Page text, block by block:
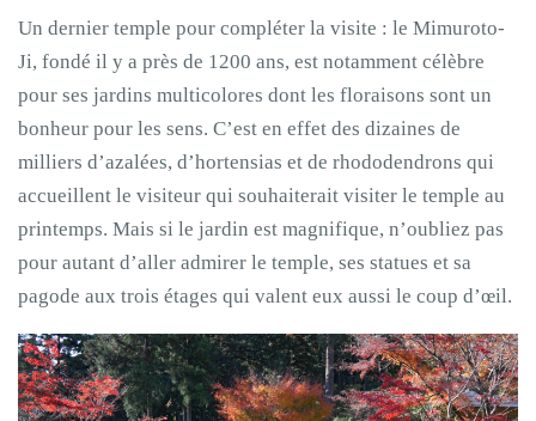
Un dernier temple pour compléter la visite : le Mimuroto-
Ji, fondé il y a près de 1200 ans, est notamment célèbre
pour ses jardins multicolores dont les floraisons sont un
bonheur pour les sens. C’est en effet des dizaines de
milliers d’azalées, d’hortensias et de rhododendrons qui
accueillent le visiteur qui souhaiterait visiter le temple au
printemps. Mais si le jardin est magnifique, n’oubliez pas
pour autant d’aller admirer le temple, ses statues et sa
pagode aux trois étages qui valent eux aussi le coup d’œil.